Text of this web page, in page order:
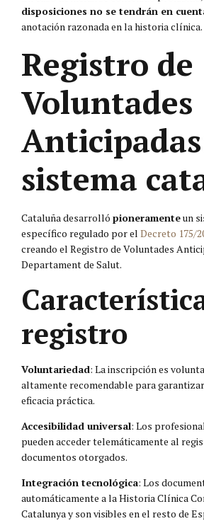
disposiciones no se tendrán en
anotación razonada en la historia clínica.
Registro de
Voluntades
sistema
Cataluña desarrolló pioneramenteun
específico regulado por el Decreto 175/
creando el Registro de Voluntades
Departament de Salut.
registro
Voluntariedad: La inscripción es
altamente recomendable para
eficacia práctica.
Accesibilidad universal: Los
pueden acceder telemáticamente al
documentos otorgados.
Integración tecnológica: Los
automáticamente a la Historia Clínica
Catalunya y son visibles en el resto de